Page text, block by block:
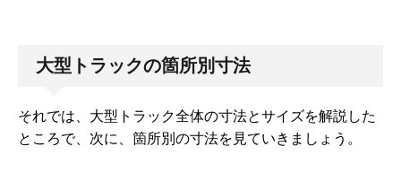
大型トラックの箇所別寸法
それでは、大型トラック全体の寸法とサイズを解説した
ところで、次に、箇所別の寸法を見ていきましょう。